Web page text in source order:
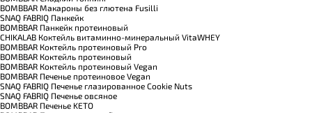
BOMBBAR Макароны без глютена Fusilli
SNAQ FABRIQ Панкейк
BOMBBAR Панкейк протеиновый
CHIKALAB Коктейль витаминно-минеральный VitaWHEY
BOMBBAR Коктейль протеиновый Pro
BOMBBAR Коктейль протеиновый
BOMBBAR Коктейль протеиновый Vegan
BOMBBAR Печенье протеиновое Vegan
SNAQ FABRIQ Печенье глазированное Cookie Nuts
SNAQ FABRIQ Печенье овсяное
BOMBBAR Печенье KETO